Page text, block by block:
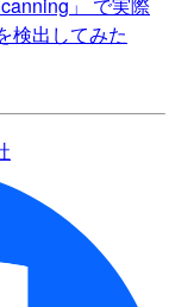
検出してみた